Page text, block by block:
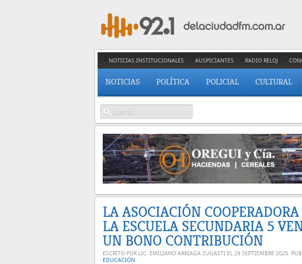
NOTICIAS INSTITUCIONALES AUSPICIANTES RADIO RELOJ
NOTICIAS POLÍTICA POLICIAL CULTURAL
LA ASOCIACIÓN
LA ESCUELA SECUNDARIA 5
UN BONO CONTRIBUCIÓN
ESCRITO POR LIC. EMILIANO ARRIAGA ZUGASTI EL 29 SEPTIEMBRE 2025.
EDUCACIÓN